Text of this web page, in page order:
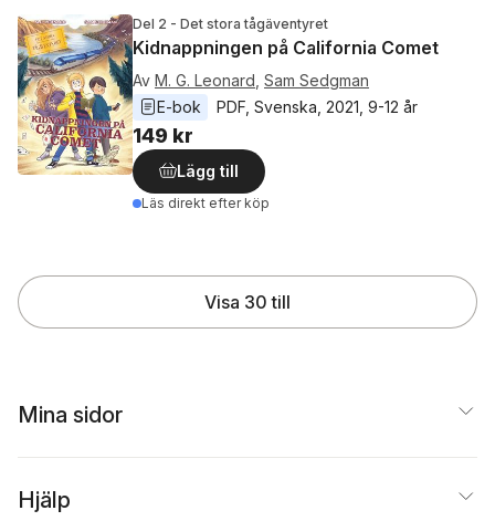
Del 2 - Det stora tågäventyret
Kidnappningen på California Comet
Av M. G. Leonard Sam Sedgman
E-bok
PDF Svenska 2021 9-12 år
149 kr
Lägg till
Läs direkt efter köp
Visa 30 till
Mina sidor
Hjälp